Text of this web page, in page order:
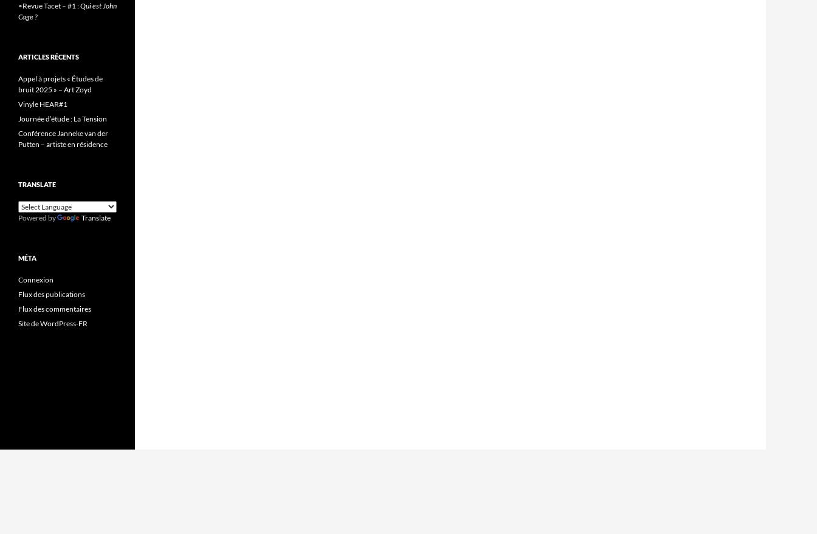
•Revue Tacet – #1 :Qui est John
Cage ?
ARTICLES RÉCENTS
Appel à projets « Études de
bruit 2025 » – Art Zoyd
Vinyle HEAR#1
Journée d’étude : La Tension
Conférence Janneke van der
Putten – artiste en résidence
TRANSLATE
Powered by Translate
MÉTA
Connexion
Flux des publications
Flux des commentaires
Site de WordPress-FR